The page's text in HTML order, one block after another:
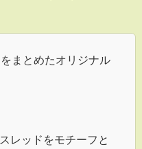
まとめたオリジナル
レッドをモチーフと